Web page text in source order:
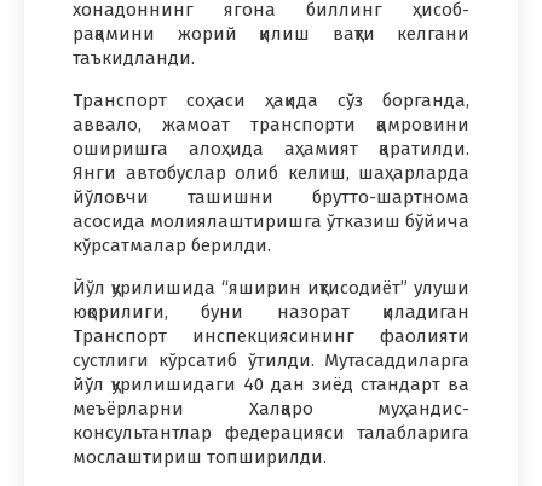
хонадоннинг ягона биллинг ҳисоб-
рақамини жорий қилиш вақти келгани
таъкидланди.
Транспорт соҳаси ҳақида сўз борганда,
аввало, жамоат транспорти қамровини
оширишга алоҳида аҳамият қаратилди.
Янги автобуслар олиб келиш, шаҳарларда
йўловчи ташишни брутто-шартнома
асосида молиялаштиришга ўтказиш бўйича
кўрсатмалар берилди.
Йўл қурилишида “яширин иқтисодиёт” улуши
юқорилиги, буни назорат қиладиган
Транспорт инспекциясининг фаолияти
сустлиги кўрсатиб ўтилди. Мутасаддиларга
йўл қурилишидаги 40 дан зиёд стандарт ва
меъёрларни Халқаро муҳандис-
консультантлар федерацияси талабларига
мослаштириш топширилди.